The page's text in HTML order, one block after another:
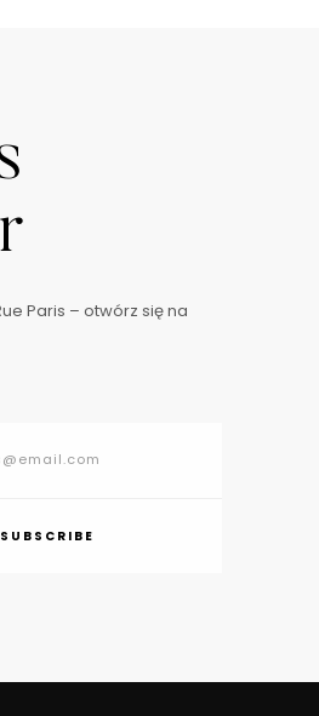
Paris – otwórz się na
SUBSCRIBE